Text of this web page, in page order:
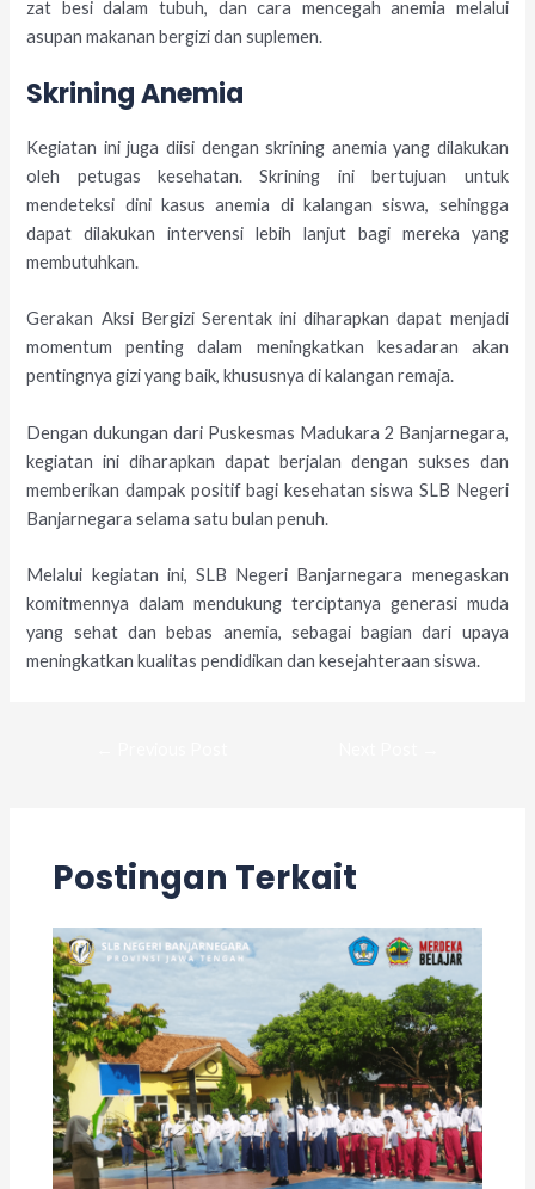
zat besi dalam tubuh, dan cara mencegah anemia melalui
asupan makanan bergizi dan suplemen.
Skrining Anemia
Kegiatan ini juga diisi dengan skrining anemia yang dilakukan
oleh petugas kesehatan. Skrining ini bertujuan untuk
mendeteksi dini kasus anemia di kalangan siswa, sehingga
dapat dilakukan intervensi lebih lanjut bagi mereka yang
membutuhkan.
Gerakan Aksi Bergizi Serentak ini diharapkan dapat menjadi
momentum penting dalam meningkatkan kesadaran akan
pentingnya gizi yang baik, khususnya di kalangan remaja.
Dengan dukungan dari Puskesmas Madukara 2 Banjarnegara,
kegiatan ini diharapkan dapat berjalan dengan sukses dan
memberikan dampak positif bagi kesehatan siswa SLB Negeri
Banjarnegara selama satu bulan penuh.
Melalui kegiatan ini, SLB Negeri Banjarnegara menegaskan
komitmennya dalam mendukung terciptanya generasi muda
yang sehat dan bebas anemia, sebagai bagian dari upaya
meningkatkan kualitas pendidikan dan kesejahteraan siswa.
Postingan Terkait